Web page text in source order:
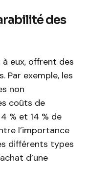
des
eux, offrent des
Par exemple, les
non
coûts de
% et 14 % de
l’importance
différents types
d’une